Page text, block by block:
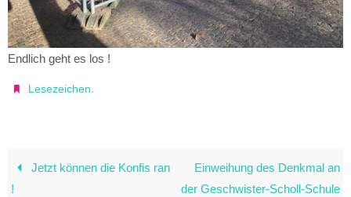
Endlich geht es los !
Lesezeichen.
Jetzt können die Konfis ran
!
Einweihung des Denkmal an
der Geschwister-Scholl-Schule